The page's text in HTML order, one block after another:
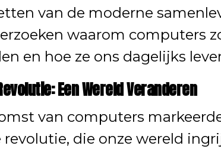
van de moderne
waarom computers
en hoe ze ons dagelijks
Een Wereld Veranderen
van computers
die onze wereld